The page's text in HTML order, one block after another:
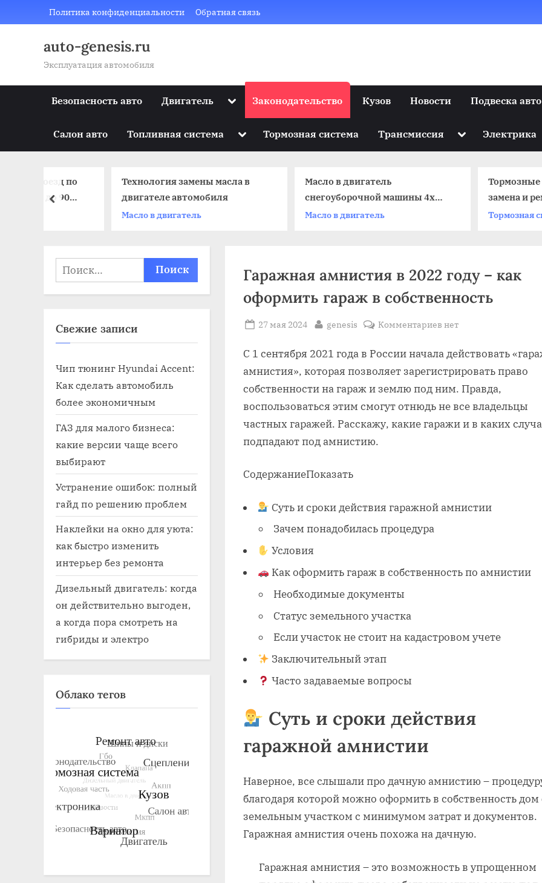
to
Политика конфиденциальности Обратная связь
auto-genesis.ru
Эксплуатация автомобиля
Безопасность авто Двигатель Toggle
menu
Законодательство Кузов Новости Подвеска авто
Салон авто Топливная система Toggle
menu
Тормозная система Трансмиссия Toggle
menu
Электрика
Технология замены масла в
двигателе автомобиля
Масло в двигатель
Масло в двигатель
снегоуборочной машины 4х
Масло в двигатель
Тормозные трубки:
замена и ремонт
Тормозная система
prev
Гаражная амнистия в 2022 году – как
оформить гараж в собственность
Posted
27 мая 2024 By
genesis Комментариев к
Гаражная
амнистия
в
–
собственность
нет
С 1 сентября 2021 года в России начала действовать
амнистия», которая позволяет зарегистрировать право
собственности на гараж и землю под ним. Правда,
воспользоваться этим смогут отнюдь не все владельцы
частных гаражей. Расскажу, какие гаражи и в каких
подпадают под амнистию.
СодержаниеПоказать
Суть и сроки действия гаражной амнистии
Зачем понадобилась процедура
Условия
Как оформить гараж в собственность по амнистии
Необходимые документы
Статус земельного участка
Если участок не стоит на кадастровом учете
Заключительный этап
Часто задаваемые вопросы
Суть и сроки действия
гаражной амнистии
Наверное, все слышали про дачную амнистию –
благодаря которой можно оформить в собственность дом
земельным участком с минимумом затрат и документов.
Гаражная амнистия очень похожа на дачную.
Гаражная амнистия – это возможность в упрощенном
Найти:
Свежие записи
Чип тюнинг Hyundai Accent:
Как сделать автомобиль
более экономичным
ГАЗ для малого бизнеса:
какие версии чаще всего
выбирают
Устранение ошибок: полный
гайд по решению проблем
Наклейки на окно для уюта:
как быстро изменить
интерьер без ремонта
Дизельный двигатель: когда
он действительно выгоден,
а когда пора смотреть на
гибриды и электро
Облако тегов